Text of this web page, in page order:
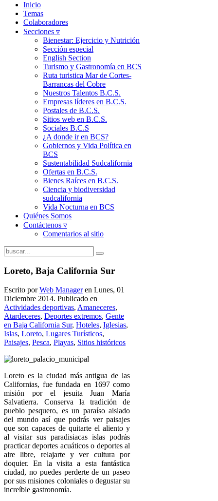
Inicio
Temas
Colaboradores
Secciones ▿
Bienestar: Ejercicio y Nutrición
Sección especial
English Section
Turismo y Gastronomía en BCS
Ruta turistica Mar de Cortes-
Barrancas del Cobre
Nuestros Talentos B.C.S.
Empresas líderes en B.C.S.
Postales de B.C.S.
Sitios web en B.C.S.
Sociales B.C.S
¿A donde ir en BCS?
Gobiernos y Vida Política en
BCS
Sustentabilidad Sudcalifornia
Ofertas en B.C.S.
Bienes Raíces en B.C.S.
Ciencia y biodiversidad
sudcalifornia
Vida Nocturna en BCS
Quiénes Somos
Contáctenos ▿
Comentarios al sitio
Loreto, Baja California Sur
Escrito porWeb Manageren Lunes, 01
Diciembre 2014. Publicado en
Actividades deportivas, Amaneceres,
Atardeceres, Deportes extremos, Gente
en Baja California Sur, Hoteles, Iglesias,
Islas, Loreto, Lugares Turísticos,
Paisajes, Pesca, Playas, Sitios históricos
Loreto es la ciudad más antigua de las
Californias, fue fundada en 1697 como
misión por el jesuita Juan María
Salvatierra. Conserva la tradición de
pueblo pesquero, es un paraíso aislado
del mundo así que podrás ver paisajes
que son capaces de quitarte el aliento y
al visitar sus paradisiacas islas podrás
practicar deportes acuáticos o deportes al
aire libre, relajarte y ver cultura por
doquier. En la visita a esta fantástica
ciudad, no puedes perderte de un paseo
por sus misiones coloniales o degustar su
increíble gastronomía.